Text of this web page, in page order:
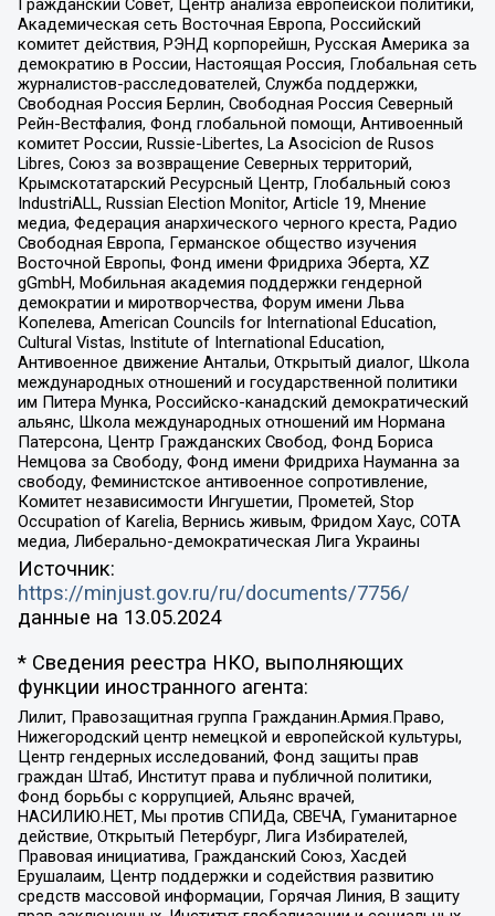
Академическая сеть Восточная Европа, Российский
комитет действия, РЭНД корпорейшн, Русская Америка за
демократию в России, Настоящая Россия, Глобальная сеть
журналистов-расследователей, Служба поддержки,
Свободная Россия Берлин, Свободная Россия Северный
Рейн-Вестфалия, Фонд глобальной помощи, Антивоенный
комитет России, Russie-Libertes, La Asocicion de Rusos
Libres, Союз за возвращение Северных территорий,
Крымскотатарский Ресурсный Центр, Глобальный союз
IndustriALL, Russian Election Monitor, Article 19, Мнение
медиа, Федерация анархического черного креста, Радио
Свободная Европа, Германское общество изучения
Восточной Европы, Фонд имени Фридриха Эберта, XZ
gGmbH, Мобильная академия поддержки гендерной
демократии и миротворчества, Форум имени Льва
Копелева, American Councils for International Education,
Cultural Vistas, Institute of International Education,
Антивоенное движение Антальи, Открытый диалог, Школа
международных отношений и государственной политики
им Питера Мунка, Российско-канадский демократический
альянс, Школа международных отношений им Нормана
Патерсона, Центр Гражданских Свобод, Фонд Бориса
Немцова за Свободу, Фонд имени Фридриха Науманна за
свободу, Феминистское антивоенное сопротивление,
Комитет независимости Ингушетии, Прометей, Stop
Occupation of Karelia, Вернись живым, Фридом Хаус, СОТА
медиа, Либерально-демократическая Лига Украины
Источник:
https://minjust.gov.ru/ru/documents/7756/
данные на 13.05.2024
* Сведения реестра НКО, выполняющих
функции иностранного агента:
Лилит, Правозащитная группа Гражданин.Армия.Право,
Нижегородский центр немецкой и европейской культуры,
Центр гендерных исследований, Фонд защиты прав
граждан Штаб, Институт права и публичной политики,
Фонд борьбы с коррупцией, Альянс врачей,
НАСИЛИЮ.НЕТ, Мы против СПИДа, СВЕЧА, Гуманитарное
действие, Открытый Петербург, Лига Избирателей,
Правовая инициатива, Гражданский Союз, Хасдей
Ерушалаим, Центр поддержки и содействия развитию
средств массовой информации, Горячая Линия, В защиту